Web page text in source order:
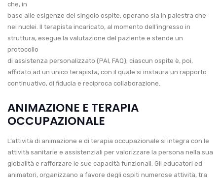
che, in
base alle esigenze del singolo ospite, operano sia in palestra che
nei nuclei. Il terapista incaricato, al momento dell’ingresso in
struttura, esegue la valutazione del paziente e stende un
protocollo
di assistenza personalizzato (PAI, FAQ); ciascun ospite è, poi,
affidato ad un unico terapista, con il quale si instaura un rapporto
continuativo, di fiducia e reciproca collaborazione.
ANIMAZIONE E TERAPIA
OCCUPAZIONALE
L’attività di animazione e di terapia occupazionale si integra con le
attività sanitarie e assistenziali per valorizzare la persona nella sua
globalità e rafforzare le sue capacità funzionali. Gli educatori ed
animatori, organizzano a favore degli ospiti numerose attività, tra